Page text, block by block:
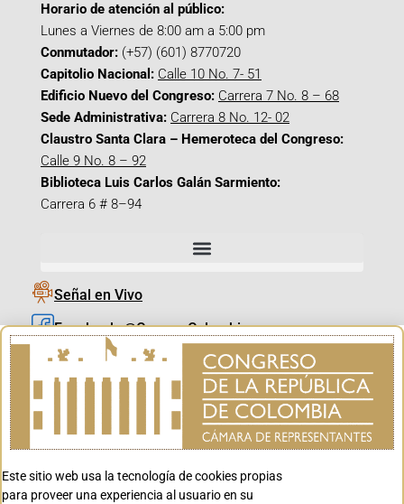
Horario de atención al público:
Lunes a Viernes de 8:00 am a 5:00 pm
Conmutador: (+57) (601) 8770720
Capitolio Nacional: Calle 10 No. 7- 51
Edificio Nuevo del Congreso: Carrera 7 No. 8 – 68
Sede Administrativa: Carrera 8 No. 12- 02
Claustro Santa Clara – Hemeroteca del Congreso:
Calle 9 No. 8 – 92
Biblioteca Luis Carlos Galán Sarmiento:
Carrera 6 # 8–94
Señal en Vivo
Facebook_@CamaraColombia
Instagram_@CamaraColombia
X_@CamaraColombia
Youtube_@CamaraColombia
Youtube_@CanalCongreso
Este sitio web usa la tecnología de cookies propias
para proveer una experiencia al usuario en su